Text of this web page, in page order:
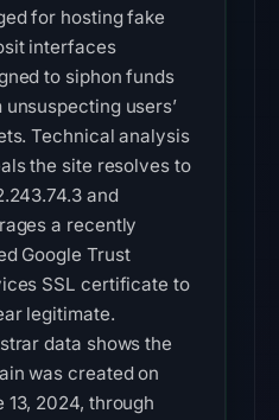
for hosting fake
interfaces
to siphon funds
unsuspecting users’
Technical analysis
the site resolves to
and
a recently
Google Trust
SSL certificate to
legitimate.
data shows the
was created on
13, 2024, through